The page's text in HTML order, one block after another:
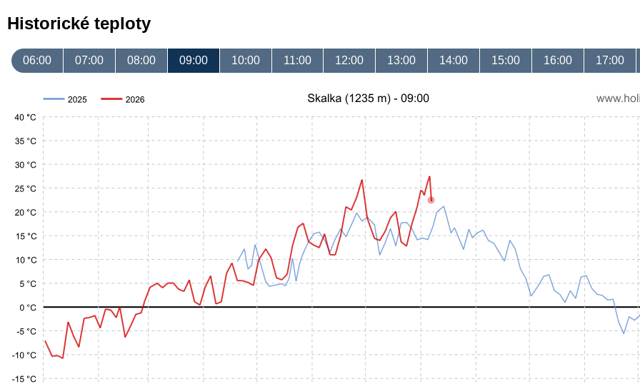
Historické teploty
06:00 07:00 08:00 09:00 10:00 11:00 12:00 13:00 14:00 15:00 16:00 17:00